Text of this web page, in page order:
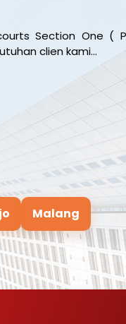
Section One (
clien kami...
Malang